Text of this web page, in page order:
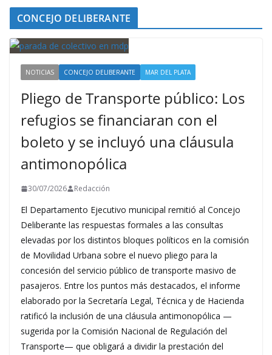
CONCEJO DELIBERANTE
NOTICIAS CONCEJO DELIBERANTE MAR DEL PLATA
Pliego de Transporte público: Los
refugios se financiaran con el
boleto y se incluyó una cláusula
antimonopólica
30/07/2026 Redacción
El Departamento Ejecutivo municipal remitió al Concejo
Deliberante las respuestas formales a las consultas
elevadas por los distintos bloques políticos en la comisión
de Movilidad Urbana sobre el nuevo pliego para la
concesión del servicio público de transporte masivo de
pasajeros. Entre los puntos más destacados, el informe
elaborado por la Secretaría Legal, Técnica y de Hacienda
ratificó la inclusión de una cláusula antimonopólica —
sugerida por la Comisión Nacional de Regulación del
Transporte— que obligará a dividir la prestación del